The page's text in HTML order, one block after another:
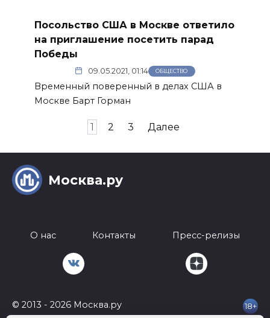
Посольство США в Москве ответило
на приглашение посетить парад
Победы
09.05.2021, 01:14 ОБЩЕСТВО
Временный поверенный в делах США в
Москве Барт Горман
1 2 3 Далее
Москва.ру
О нас Контакты Пресс-релизы
© 2013 - 2026 Москва.ру 18+